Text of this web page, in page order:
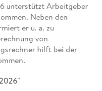
unterstützt Arbeitgeber
Neben den
er u. a. zu
von
hilft bei der